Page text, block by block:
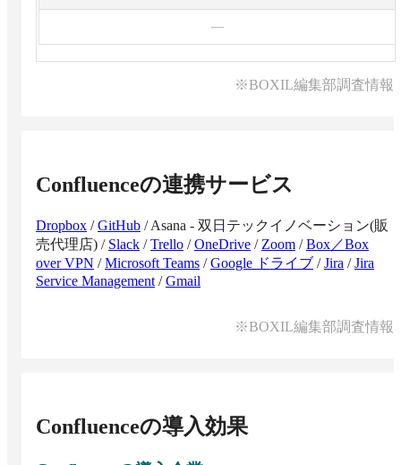
—
※BOXIL編集部調査情報
Confluenceの連携サービス
Dropbox /GitHub /Asana - 双日テックイノベーション(販
売代理店) / Slack /Trello /OneDrive / Zoom /Box／Box
over VPN /Microsoft Teams /Google ドライブ /Jira /Jira
Service Management /Gmail
※BOXIL編集部調査情報
Confluenceの導入効果